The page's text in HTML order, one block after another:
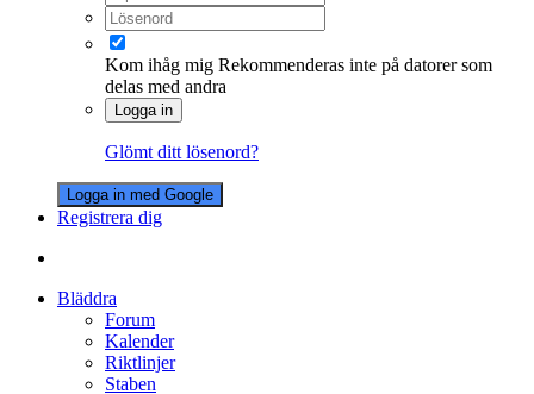
Kom ihåg mig Rekommenderas inte på datorer som
delas med andra
Logga in
Glömt ditt lösenord?
Logga in med Google
Registrera dig
Bläddra
Forum
Kalender
Riktlinjer
Staben